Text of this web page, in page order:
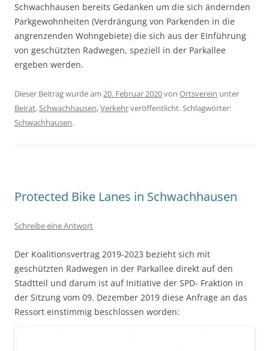
Schwachhausen bereits Gedanken um die sich ändernden
Parkgewohnheiten (Verdrängung von Parkenden in die
angrenzenden Wohngebiete) die sich aus der EInführung
von geschützten Radwegen, speziell in der Parkallee
ergeben werden.
Dieser Beitrag wurde am 20. Februar 2020von Ortsverein unter
Beirat, Schwachhausen,Verkehrveröffentlicht. Schlagwörter:
Schwachhausen.
Protected Bike Lanes in Schwachhausen
Schreibe eine Antwort
Der Koalitionsvertrag 2019-2023 bezieht sich mit
geschützten Radwegen in der Parkallee direkt auf den
Stadtteil und darum ist auf Initiative der SPD- Fraktion in
der Sitzung vom 09. Dezember 2019 diese Anfrage an das
Ressort einstimmig beschlossen worden: